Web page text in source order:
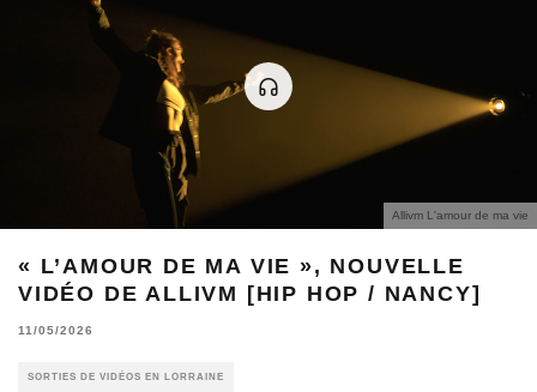
Allivm L'amour de ma vie
« L’AMOUR DE MA VIE », NOUVELLE
VIDÉO DE ALLIVM [HIP HOP / NANCY]
11/05/2026
SORTIES DE VIDÉOS EN LORRAINE